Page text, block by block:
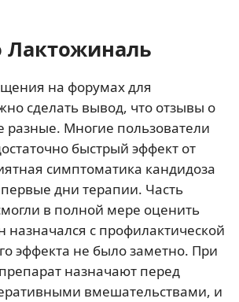
на форумах для
сделать вывод, что отзывы о
разные. Многие пользователи
быстрый эффект от
симптоматика кандидоза
дни терапии. Часть
в полной мере оценить
назначался с профилактической
эффекта не было заметно. При
назначают перед
вмешательствами, и